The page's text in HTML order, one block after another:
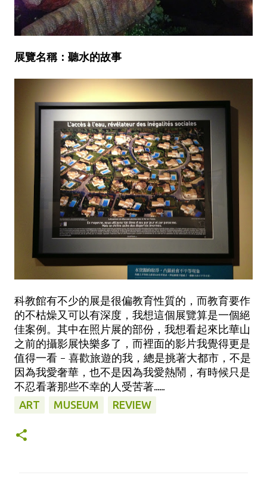
展覽名稱：聽水的故事
科教館有不少的展是很偏教育性質的，而教育要作
的不枯燥又可以有深度，我想這個展覽算是一個絕
佳案例。其中在照片展的部份，我想看起來比華山
之前的攝影展快樂多了，而裡面的影片我覺得更是
值得一看 - 喜歡旅遊的我，總是挑著大都市，不是
因為我愛奢華，也不是因為我愛熱鬧，有時候只是
不忍看著那些不幸的人受苦著......
ART MUSEUM REVIEW